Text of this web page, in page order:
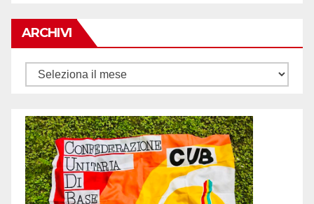
ARCHIVI
Archivi